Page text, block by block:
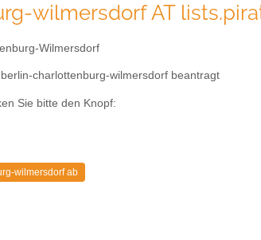
wilmersdorf AT
Wilmersdorf
charlottenburg-wilmersdorf beantragt
Sie bitte den Knopf: